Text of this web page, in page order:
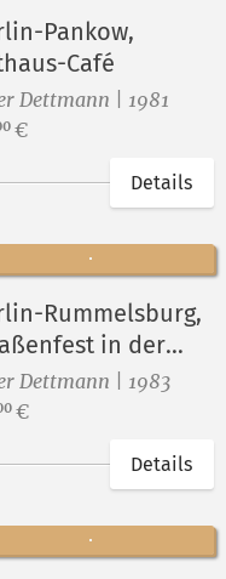
Pankow,
Café
Dettmann | 1981
€
Details
Rummelsburg,
in der
XV
Dettmann | 1983
€
Details